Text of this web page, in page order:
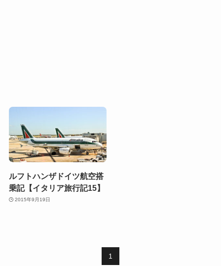
ルフトハンザドイツ航空搭
乗記【イタリア旅行記15】
2015年9月19日
1